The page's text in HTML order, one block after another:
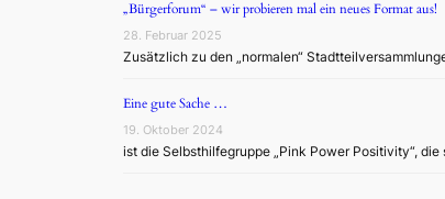
„Bürgerforum“ – wir probieren mal ein neues Format aus!
28. Februar 2025
Zusätzlich zu den „normalen“
Eine gute Sache …
19. Oktober 2024
ist die Selbsthilfegruppe „Pink Power Positivity“,